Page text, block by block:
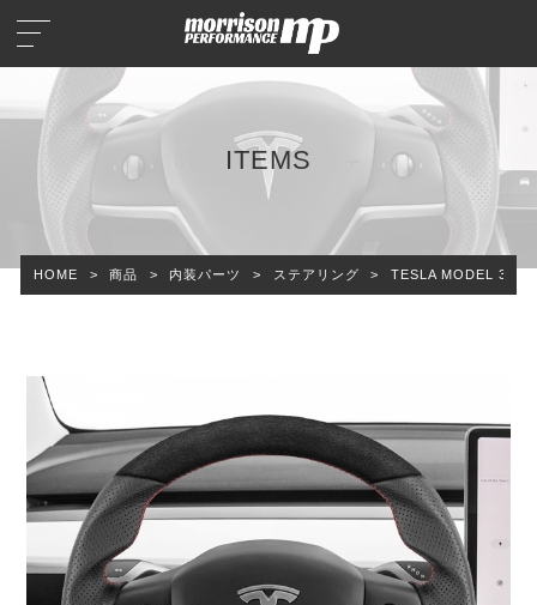
ITEMS
HOME > 商品 > 内装パーツ > ステアリング > TESLA MODEL 3 ス